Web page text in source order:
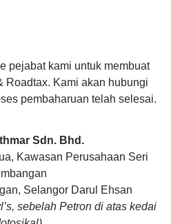
pejabat kami untuk membuat
Roadtax. Kami akan hubungi
pembaharuan telah selesai.
Sdn. Bhd.
Kawasan Perusahaan Seri
Selangor Darul Ehsan
sebelah Petron di atas kedai